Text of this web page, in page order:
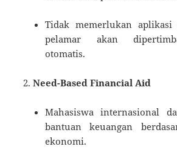
Tidak memerlukan aplikasi
pelamar akan
otomatis.
Need-Based Financial Aid
Mahasiswa internasional
bantuan keuangan
ekonomi.